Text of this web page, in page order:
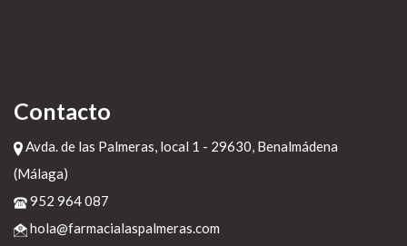
Contacto
Avda. de las Palmeras, local 1 - 29630, Benalmádena
(Málaga)
952 964 087
hola@farmacialaspalmeras.com